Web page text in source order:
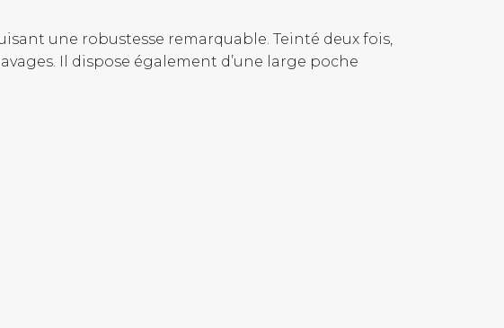
une robustesse remarquable. Teinté deux fois,
Il dispose également d’une large poche